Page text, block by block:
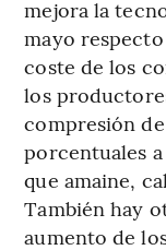
mejora la
mayo
coste de los
los
compresión
porcentuales
que amaine,
También hay
aumento de